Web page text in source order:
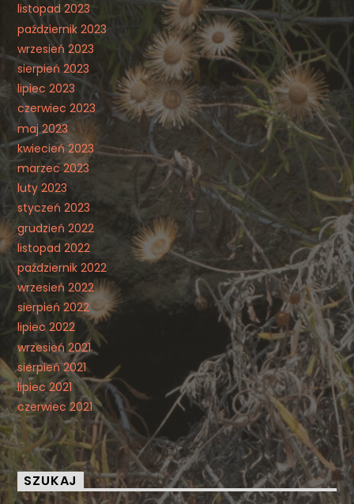
listopad 2023
październik 2023
wrzesień 2023
sierpień 2023
lipiec 2023
czerwiec 2023
maj 2023
kwiecień 2023
marzec 2023
luty 2023
styczeń 2023
grudzień 2022
listopad 2022
październik 2022
wrzesień 2022
sierpień 2022
lipiec 2022
wrzesień 2021
sierpień 2021
lipiec 2021
czerwiec 2021
SZUKAJ